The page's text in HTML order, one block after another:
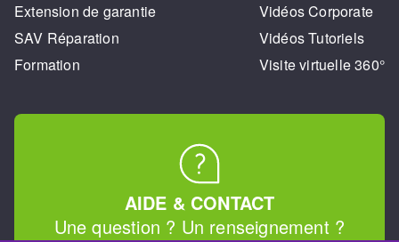
Extension de garantie
SAV Réparation
Formation
Vidéos Corporate
Vidéos Tutoriels
Visite virtuelle 360°
AIDE & CONTACT
Une question ? Un renseignement ?